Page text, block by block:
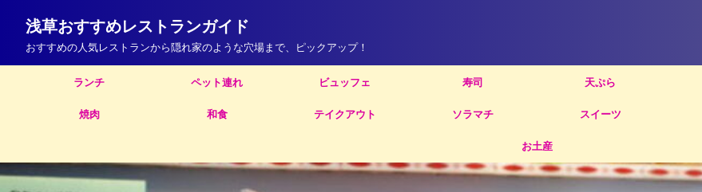
浅草おすすめレストランガイド
おすすめの人気レストランから隠れ家のような穴場まで、ピックアップ！
ランチ ペット連れ ビュッフェ 寿司 天ぷら
焼肉 和食 テイクアウト ソラマチ スイーツ
お土産